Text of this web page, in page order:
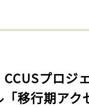
CCUSプロジ
「移行期アク